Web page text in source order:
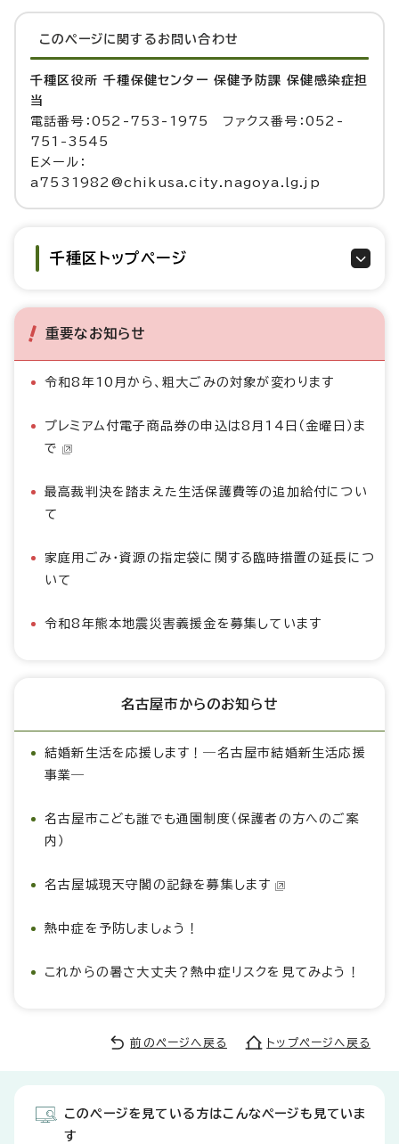
このページに関する お問い合わせ
千種区役所 千種保健センター 保健予防課 保健感染症担
当
電話番号：052-753-1975 ファクス番号：052-
751-3545
Eメール：
a7531982@chikusa.city.nagoya.lg.jp
千種区トップページ
重要なお知らせ
令和8年10月から、粗大ごみの対象が変わります
プレミアム付電子商品券の申込は8月14日（金曜日）ま
で
最高裁判決を踏まえた生活保護費等の追加給付につい
て
家庭用ごみ・資源の指定袋に関する臨時措置の延長につ
いて
令和8年熊本地震災害義援金を募集しています
名古屋市からのお知らせ
結婚新生活を応援します！―名古屋市結婚新生活応援
事業―
名古屋市こども誰でも通園制度（保護者の方へのご案
内）
名古屋城現天守閣の記録を募集します
熱中症を予防しましょう！
これからの暑さ大丈夫？熱中症リスクを見てみよう！
前のページへ戻る トップページへ戻る
このページを見ている方はこんなページも見ていま
す